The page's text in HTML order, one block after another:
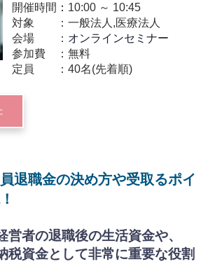
開催時間： 10:00～ 10:45
対象
一般法人,医療法人
会場
オンラインセミナー
参加費
無料
定員
40名(先着順)
退職金の決め方や受取るポイ
営者の退職後の生活資金や、
税資金として非常に重要な役割